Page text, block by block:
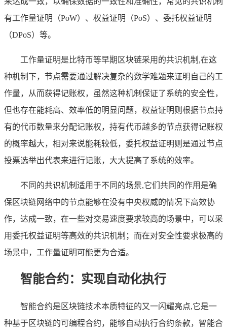
有工作量证明（PoW）、权益证明（PoS）、委托权益证明
（DPoS）等。
工作量证明是比特币等早期区块链采用的共识机制,在这
种机制下，节点需要通过解决复杂的数学难题来证明自己的工
作量，从而获得记账权，虽然这种机制保证了系统的安全性，
但也存在能耗高、效率低的明显问题，权益证明则根据节点持
有的代币数量来分配记账权，持有代币越多的节点获得记账权
的概率越大，相对来说能耗较低，委托权益证明则是通过节点
投票选举出代表来进行记账，大大提高了系统的效率。
不同的共识机制适用于不同的场景,它们共同的作用是确
保区块链网络中的节点能够在没有中央权威的情况下高效协
作，达成一致，在一些对交易速度要求较高的场景中，可以采
用委托权益证明等高效的共识机制；而在对安全性要求极高的
场景中，工作量证明可能更为合适。
智能合约：实现自动化执行
智能合约是区块链技术本质特征的又一闪耀亮点,它是一
种基于区块链的可编程合约，能够自动执行合约条款，智能合